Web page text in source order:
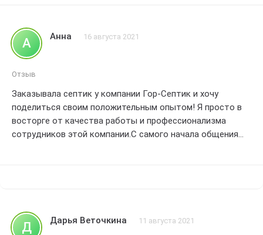
А Анна 16 августа 2021
Отзыв
Заказывала септик у компании Гор-Септик и хочу
поделиться своим положительным опытом! Я просто в
восторге от качества работы и профессионализма
сотрудников этой компании.С самого начала общения
качественно и профессионально.Я была приятно
удивлена, насколько аккуратно и быстро сотрудники
Д Дарья Веточкина 11 августа 2021